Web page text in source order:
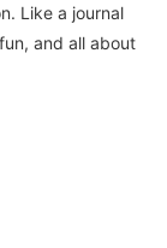
Like a journal
and all about